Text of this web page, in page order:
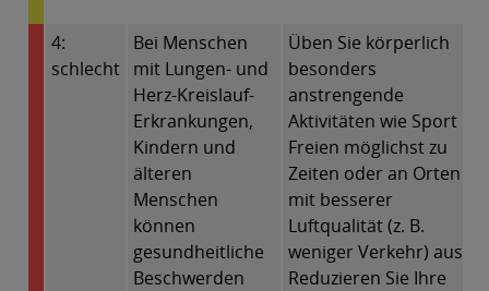
4:
schlecht
Bei Menschen
mit Lungen- und
Herz-Kreislauf-
Erkrankungen,
Kindern und
älteren
Menschen
können
gesundheitliche
Beschwerden
Üben Sie körperlich
besonders
anstrengende
Aktivitäten wie Sport im
Freien möglichst zu
Zeiten oder an Orten
mit besserer
Luftqualität (z. B.
weniger Verkehr) aus.
Reduzieren Sie Ihre